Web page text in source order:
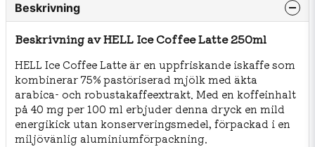
Beskrivning
Beskrivning av HELL Ice Coffee Latte 250ml
HELL Ice Coffee Latte är en uppfriskande iskaffe som
kombinerar 75% pastöriserad mjölk med äkta
arabica- och robustakaffeextrakt. Med en koffeinhalt
på 40 mg per 100 ml erbjuder denna dryck en mild
energikick utan konserveringsmedel, förpackad i en
miljövänlig aluminiumförpackning.